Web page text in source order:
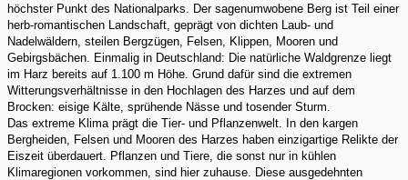
höchster Punkt des Nationalparks. Der sagenumwobene Berg ist Teil einer
herb-romantischen Landschaft, geprägt von dichten Laub- und
Nadelwäldern, steilen Bergzügen, Felsen, Klippen, Mooren und
Gebirgsbächen. Einmalig in Deutschland: Die natürliche Waldgrenze liegt
im Harz bereits auf 1.100 m Höhe. Grund dafür sind die extremen
Witterungsverhältnisse in den Hochlagen des Harzes und auf dem
Brocken: eisige Kälte, sprühende Nässe und tosender Sturm.
Das extreme Klima prägt die Tier- und Pflanzenwelt. In den kargen
Bergheiden, Felsen und Mooren des Harzes haben einzigartige Relikte der
Eiszeit überdauert. Pflanzen und Tiere, die sonst nur in kühlen
Klimaregionen vorkommen, sind hier zuhause. Diese ausgedehnten